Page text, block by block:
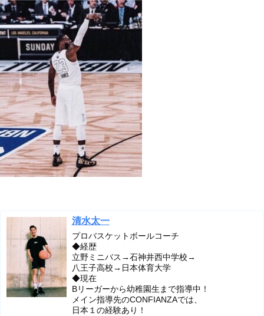
清水太一
プロバスケットボールコーチ
◆経歴
立野ミニバス→石神井西中学校→
八王子高校→日本体育大学
◆現在
Bリーガーから幼稚園生まで指導中！
メイン指導先のCONFIANZAでは、
日本１の経験あり！